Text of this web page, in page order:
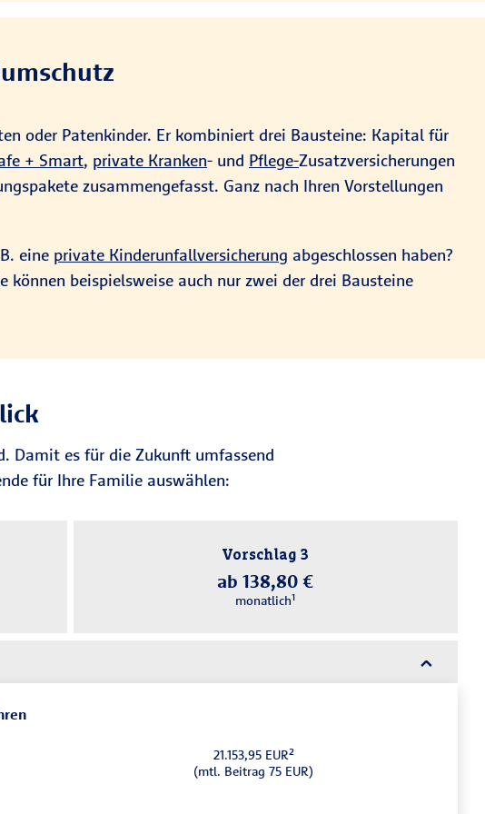
oder Patenkinder. Er kombiniert drei Bausteine: Kapital für
+ Smart, private Kranken- und Pflege-Zusatzversicherungen
zusammengefasst. Ganz nach Ihren Vorstellungen
eine private Kinderunfallversicherung abgeschlossen haben?
beispielsweise auch nur zwei der drei Bausteine
Damit es für die Zukunft umfassend
für Ihre Familie auswählen:
Vorschlag 3
ab 138,80 €
monatlich¹
21.153,95 EUR²
(mtl. Beitrag 75 EUR)